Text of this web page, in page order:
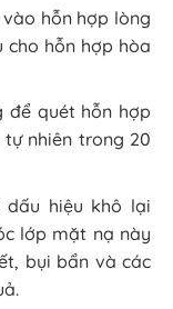
vào hỗn hợp lòng
cho hỗn hợp hòa
để quét hỗn hợp
nhiên trong 20
dấu hiệu khô lại
lớp mặt nạ này
bụi bẩn và các